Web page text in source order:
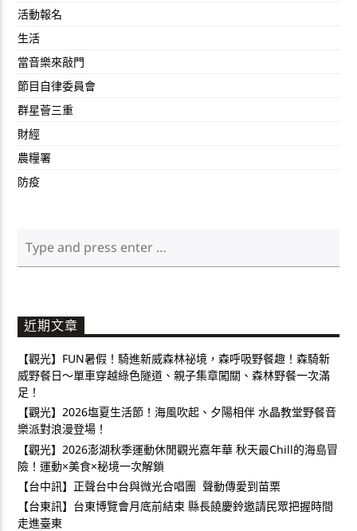
活動報名
生活
當音樂來敲門
節目自律委員會
群星薈三重
財經
農糧署
防疫
近期文章
【觀光】FUN暑假！騎進新威森林祕境，森呼吸野餐趣！森騎新
威野餐日～單車穿越綠色隧道、親子集章闖關、森林野餐一次滿
足！
【觀光】2026塩夏生活節！海風吹起、夕陽相伴 水晶教堂野餐音
樂派對浪漫登場！
【觀光】2026澎湖秋季運動休閒觀光嘉年華 秋天最Chill的海島冒
險！運動×美食×秘境一次解鎖
【台中訊】正聲台中台與微光合唱團 聲動傳愛到苗栗
【台東訊】台東博覽會月底前結束 縣長饒慶鈴邀請民眾把握時間
走進臺東